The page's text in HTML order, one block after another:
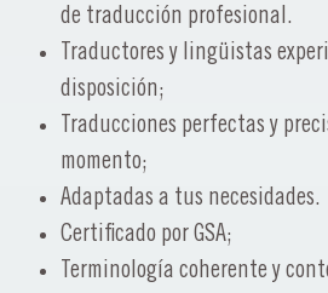
de traducción profesional.
Traductores y lingüistas
disposición;
Traducciones perfectas y
momento;
Adaptadas a tus necesidades.
Certificado por GSA;
Terminología coherente y